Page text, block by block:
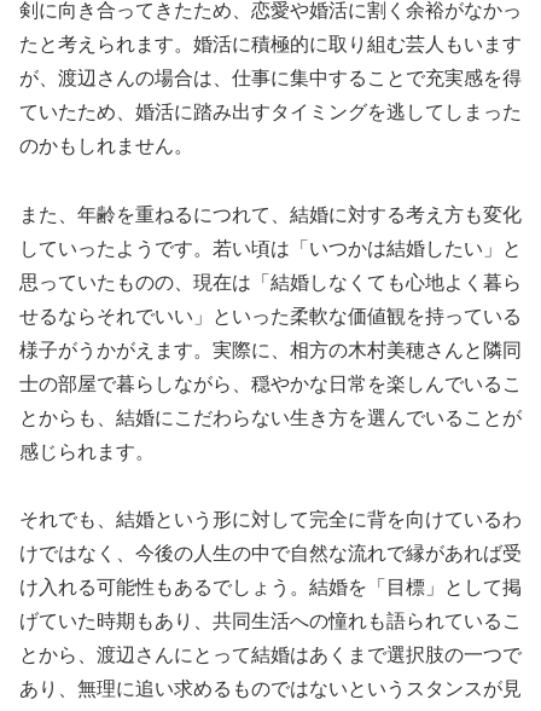
剣に向き合ってきたため、恋愛や婚活に割く余裕がなかっ
たと考えられます。婚活に積極的に取り組む芸人もいます
が、渡辺さんの場合は、仕事に集中することで充実感を得
ていたため、婚活に踏み出すタイミングを逃してしまった
のかもしれません。
また、年齢を重ねるにつれて、結婚に対する考え方も変化
していったようです。若い頃は「いつかは結婚したい」と
思っていたものの、現在は「結婚しなくても心地よく暮ら
せるならそれでいい」といった柔軟な価値観を持っている
様子がうかがえます。実際に、相方の木村美穂さんと隣同
士の部屋で暮らしながら、穏やかな日常を楽しんでいるこ
とからも、結婚にこだわらない生き方を選んでいることが
感じられます。
それでも、結婚という形に対して完全に背を向けているわ
けではなく、今後の人生の中で自然な流れで縁があれば受
け入れる可能性もあるでしょう。結婚を「目標」として掲
げていた時期もあり、共同生活への憧れも語られているこ
とから、渡辺さんにとって結婚はあくまで選択肢の一つで
あり、無理に追い求めるものではないというスタンスが見